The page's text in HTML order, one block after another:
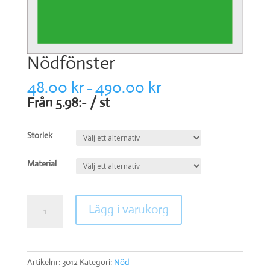
Nödfönster
48.00 kr– 490.00 kr
Från 5.98:- / st
Storlek
Material
mängd
Lägg i varukorg
Artikelnr: 3012 Kategori: Nöd